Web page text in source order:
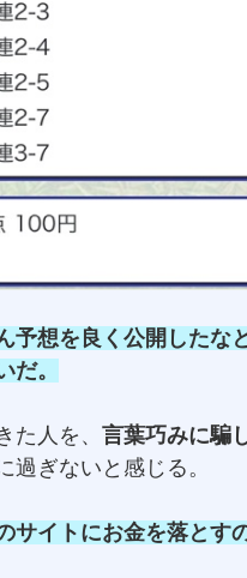
予想を良く公開したな
だ。
た人を、言葉巧みに騙
過ぎないと感じる。
サイトにお金を落とす